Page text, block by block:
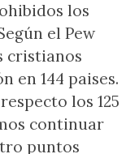
los
el Pew
cristianos
en 144 paises.
los 125
continuar
puntos